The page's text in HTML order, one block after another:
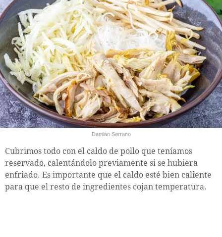
Damián Serrano
Cubrimos todo con el caldo de pollo que teníamos
reservado, calentándolo previamente si se hubiera
enfriado. Es importante que el caldo esté bien caliente
para que el resto de ingredientes cojan temperatura.